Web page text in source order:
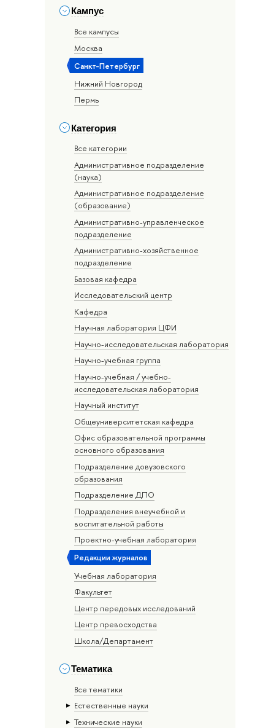
Кампус
Все кампусы
Москва
Санкт-Петербург
Нижний Новгород
Пермь
Категория
Все категории
Административное подразделение
(наука)
Административное подразделение
(образование)
Административно-управленческое
подразделение
Административно-хозяйственное
подразделение
Базовая кафедра
Исследовательский центр
Кафедра
Научная лаборатория ЦФИ
Научно-исследовательская лаборатория
Научно-учебная группа
Научно-учебная / учебно-
исследовательская лаборатория
Научный институт
Общеуниверситетская кафедра
Офис образовательной программы
основного образования
Подразделение довузовского
образования
Подразделение ДПО
Подразделения внеучебной и
воспитательной работы
Проектно-учебная лаборатория
Редакции журналов
Учебная лаборатория
Факультет
Центр передовых исследований
Центр превосходства
Школа/Департамент
Тематика
Все тематики
Естественные науки
Тех­ничес­кие науки